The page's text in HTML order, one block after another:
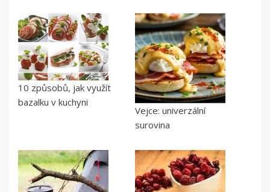
10 způsobů, jak využít
bazalku v kuchyni
Vejce: univerzální
surovina